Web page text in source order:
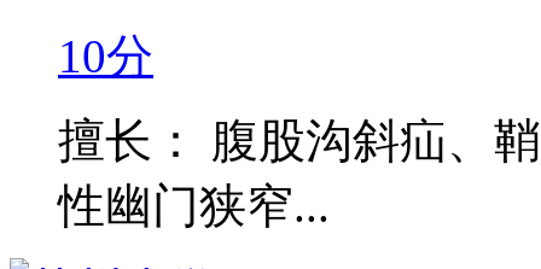
10分
擅长： 腹股沟斜疝、
性幽门狭窄...